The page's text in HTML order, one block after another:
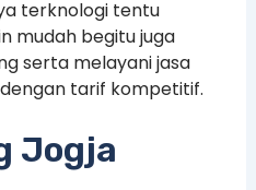
terknologi tentu
mudah begitu juga
serta melayani jasa
tarif kompetitif.
Jogja